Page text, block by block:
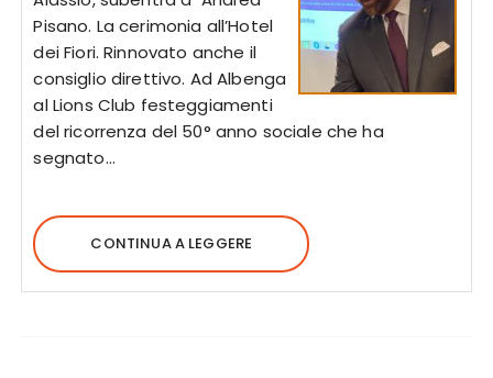
Pisano. La cerimonia all’Hotel
dei Fiori. Rinnovato anche il
consiglio direttivo. Ad Albenga
al Lions Club festeggiamenti
del ricorrenza del 50° anno sociale che ha
segnato…
CONTINUA A LEGGERE